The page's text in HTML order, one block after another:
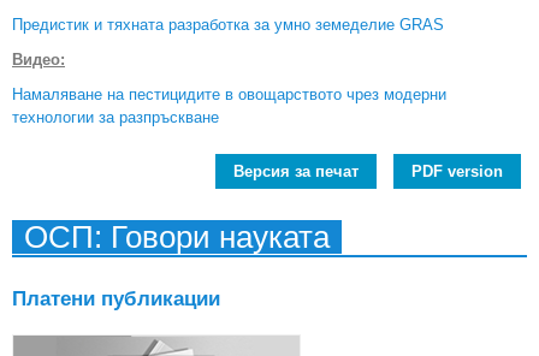
Предистик и тяхната разработка за умно земеделие GRAS
Видео:
Намаляване на пестицидите в овощарството чрез модерни
технологии за разпръскване
Версия за печат PDF version
ОСП: Говори науката
Платени публикации